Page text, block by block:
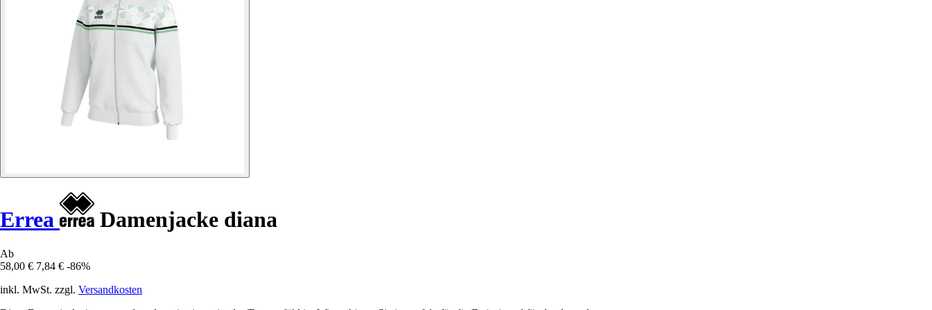
Errea Damenjacke diana
Ab
58,00 € 7,84 € -86%
inkl. MwSt. zzgl. Versandkosten